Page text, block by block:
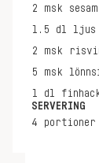
2 msk
1.5 dl
ljus
2 msk
5 msk
1 dl
SERVERING
4 portioner